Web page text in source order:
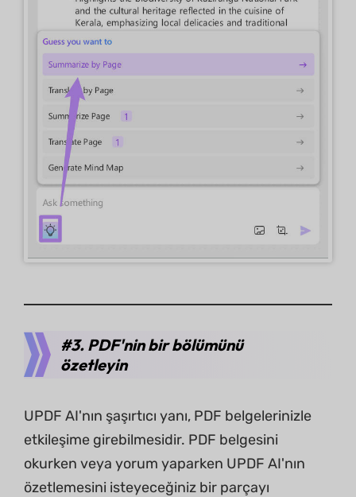
#3. PDF'nin bir bölümünü
özetleyin
UPDF AI'nın şaşırtıcı yanı, PDF belgelerinizle
etkileşime girebilmesidir. PDF belgesini
okurken veya yorum yaparken UPDF AI'nın
özetlemesini isteyeceğiniz bir parçayı